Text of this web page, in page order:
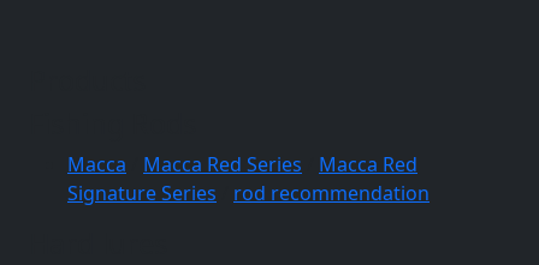
Macca Macca Red Series
Macca Red
Signature Series
rod recommendation